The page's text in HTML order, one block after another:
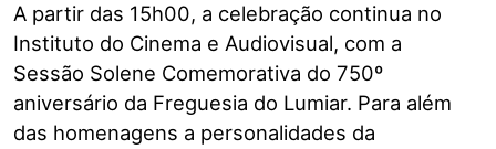
A partir das 15h00, a celebração continua no
Instituto do Cinema e Audiovisual, com a
Sessão Solene Comemorativa do 750º
aniversário da Freguesia do Lumiar. Para além
das homenagens a personalidades da